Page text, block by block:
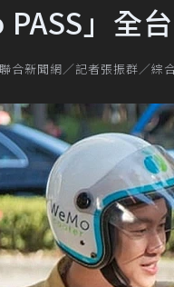
PASS」全
聯合新聞網／記者張振群／綜